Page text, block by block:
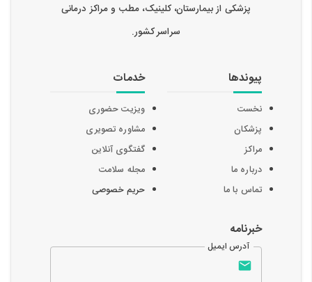
پزشکی از بیمارستان، کلینیک، مطب و مراکز درمانی
سراسر کشور.
پیوندها
نخست
پزشکان
مراکز
درباره ما
تماس با ما
خدمات
ویزیت حضوری
مشاوره تصویری
گفتگوی آنلاین
مجله سلامت
حریم خصوصی
خبرنامه
آدرس ایمیل